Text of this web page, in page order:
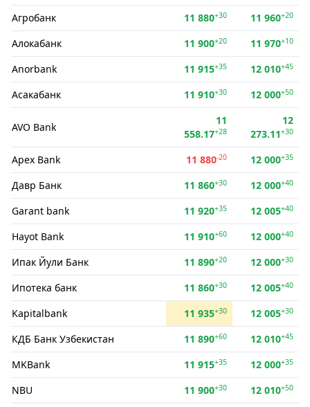
Агробанк 11 880+30 11 960+20
Алокабанк 11 900+20 11 970+10
Anorbank 11 915+35 12 010+45
Асакабанк 11 910+30 12 000+50
AVO Bank
11
558.17+28
12
273.11+30
Apex Bank 11 880-20 12 000+35
Давр Банк 11 860+30 12 000+40
Garant bank 11 920+35 12 005+40
Hayot Bank 11 910+60 12 000+40
Ипак Йули Банк 11 890+20 12 000+30
Ипотека банк 11 860+30 12 005+40
Kapitalbank 11 935+30 12 005+30
КДБ Банк Узбекистан 11 890+60 12 010+45
MKBank 11 915+35 12 000+35
NBU 11 900+30 12 010+50